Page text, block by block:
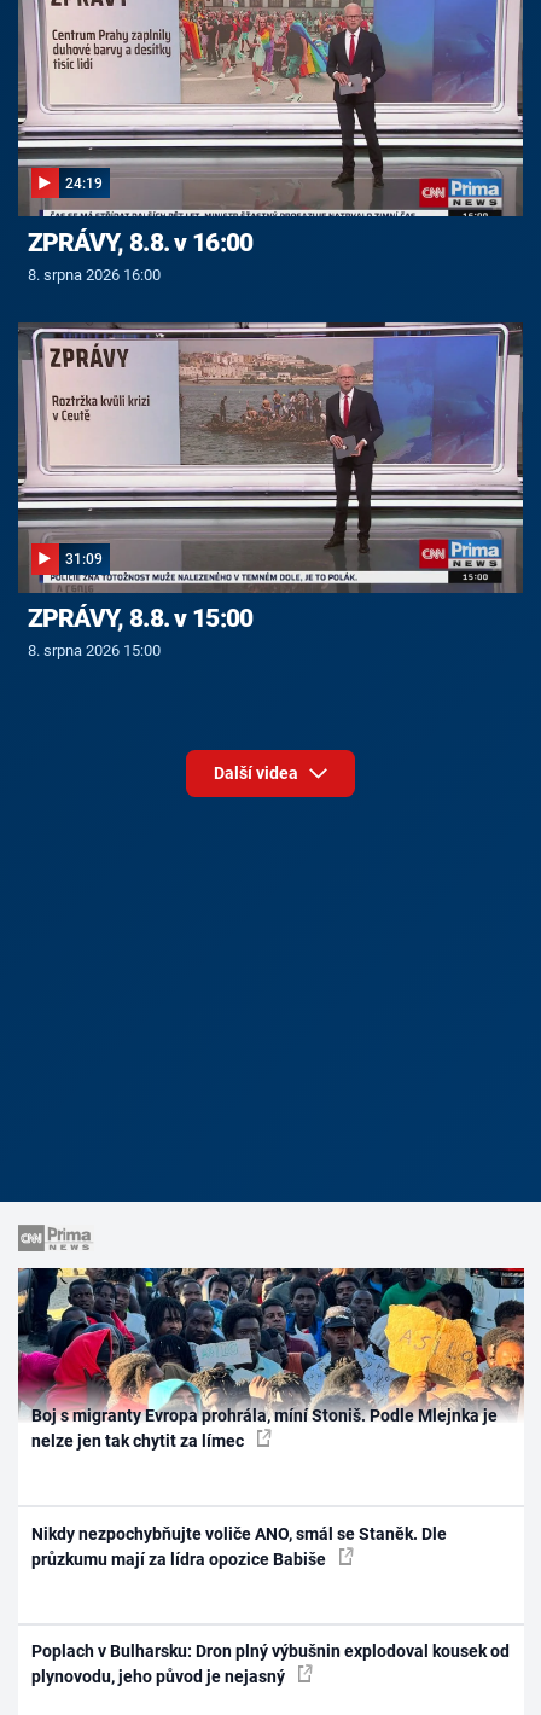
24:19
ZPRÁVY, 8.8. v 16:00
8. srpna 2026 16:00
31:09
ZPRÁVY, 8.8. v 15:00
8. srpna 2026 15:00
Další videa
Boj s migranty Evropa prohrála, míní Stoniš. Podle Mlejnka je
nelze jen tak chytit za límec
Nikdy nezpochybňujte voliče ANO, smál se Staněk. Dle
průzkumu mají za lídra opozice Babiše
Poplach v Bulharsku: Dron plný výbušnin explodoval kousek od
plynovodu, jeho původ je nejasný